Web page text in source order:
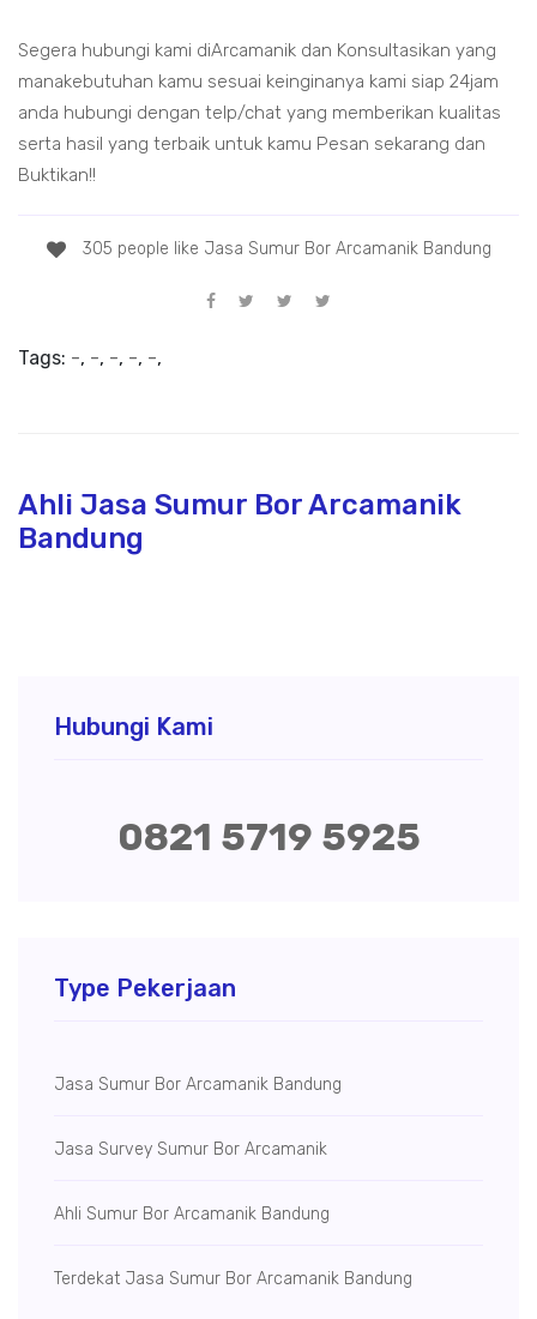
Segera hubungi kami diArcamanik dan Konsultasikan yang
manakebutuhan kamu sesuai keinginanya kami siap 24jam
anda hubungi dengan telp/chat yang memberikan kualitas
serta hasil yang terbaik untuk kamu Pesan sekarang dan
Buktikan!!
305 people like Jasa Sumur Bor Arcamanik Bandung
Tags: -, -, -, -, -,
Ahli Jasa Sumur Bor Arcamanik
Bandung
Hubungi Kami
0821 5719 5925
Type Pekerjaan
Jasa Sumur Bor Arcamanik Bandung
Jasa Survey Sumur Bor Arcamanik
Ahli Sumur Bor Arcamanik Bandung
Terdekat Jasa Sumur Bor Arcamanik Bandung